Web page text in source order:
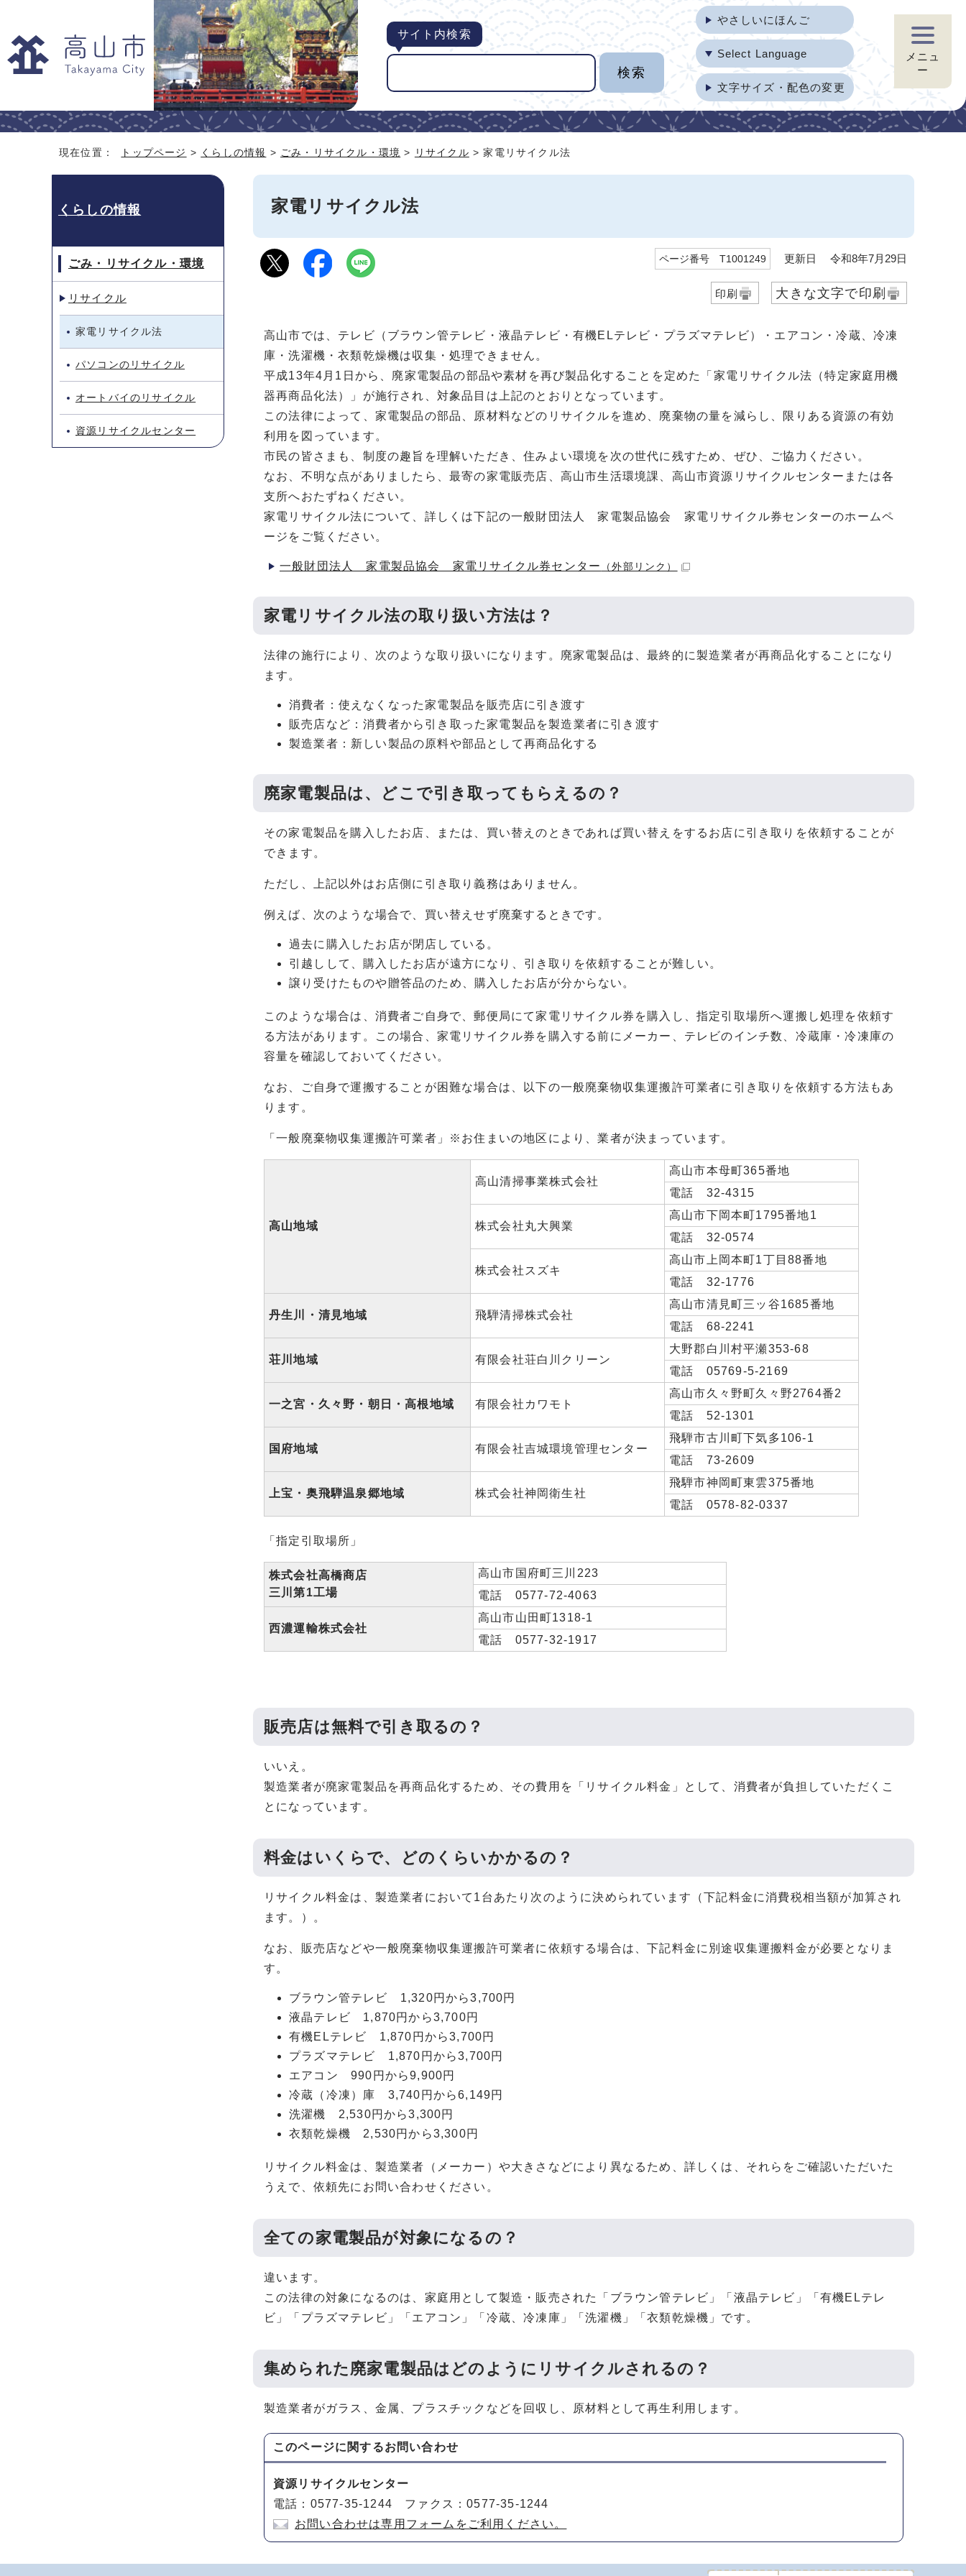
サイト内検索
やさしいにほんご
Select Language
文字サイズ・配色の変更
メニュ
ー
現在位置： トップページ > くらしの情報 > ごみ・リサイクル・環境 > リサイクル > 家電リサイクル法
家電リサイクル法
ページ番号 T1001249 更新日 令和8年7月29日
印刷 大きな文字で印刷
高山市では、テレビ（ブラウン管テレビ・液晶テレビ・有機ELテレビ・プラズマテレビ）・エアコン・冷蔵、冷凍
庫・洗濯機・衣類乾燥機は収集・処理できません。
平成13年4月1日から、廃家電製品の部品や素材を再び製品化することを定めた「家電リサイクル法（特定家庭用機
器再商品化法）」が施行され、対象品目は上記のとおりとなっています。
この法律によって、家電製品の部品、原材料などのリサイクルを進め、廃棄物の量を減らし、限りある資源の有効
利用を図っています。
市民の皆さまも、制度の趣旨を理解いただき、住みよい環境を次の世代に残すため、ぜひ、ご協力ください。
なお、不明な点がありましたら、最寄の家電販売店、高山市生活環境課、高山市資源リサイクルセンターまたは各
支所へおたずねください。
家電リサイクル法について、詳しくは下記の一般財団法人 家電製品協会 家電リサイクル券センターのホームペ
ージをご覧ください。
一般財団法人 家電製品協会 家電リサイクル券センター （外部リンク）
家電リサイクル法の取り扱い方法は？
法律の施行により、次のような取り扱いになります。廃家電製品は、最終的に製造業者が再商品化することになり
ます。
消費者：使えなくなった家電製品を販売店に引き渡す
販売店など：消費者から引き取った家電製品を製造業者に引き渡す
製造業者：新しい製品の原料や部品として再商品化する
廃家電製品は、どこで引き取ってもらえるの？
その家電製品を購入したお店、または、買い替えのときであれば買い替えをするお店に引き取りを依頼することが
できます。
ただし、上記以外はお店側に引き取り義務はありません。
例えば、次のような場合で、買い替えせず廃棄するときです。
過去に購入したお店が閉店している。
引越しして、購入したお店が遠方になり、引き取りを依頼することが難しい。
譲り受けたものや贈答品のため、購入したお店が分からない。
このような場合は、消費者ご自身で、郵便局にて家電リサイクル券を購入し、指定引取場所へ運搬し処理を依頼す
る方法があります。この場合、家電リサイクル券を購入する前にメーカー、テレビのインチ数、冷蔵庫・冷凍庫の
容量を確認しておいてください。
なお、ご自身で運搬することが困難な場合は、以下の一般廃棄物収集運搬許可業者に引き取りを依頼する方法もあ
ります。
「一般廃棄物収集運搬許可業者」※お住まいの地区により、業者が決まっています。
高山地域
高山清掃事業株式会社
高山市本母町365番地
電話 32-4315
株式会社丸大興業
高山市下岡本町1795番地1
電話 32-0574
株式会社スズキ
高山市上岡本町1丁目88番地
電話 32-1776
丹生川・清見地域 飛騨清掃株式会社
高山市清見町三ッ谷1685番地
電話 68-2241
荘川地域 有限会社荘白川クリーン
大野郡白川村平瀬353-68
電話 05769-5-2169
一之宮・久々野・朝日・高根地域 有限会社カワモト
高山市久々野町久々野2764番2
電話 52-1301
国府地域 有限会社吉城環境管理センター
飛騨市古川町下気多106-1
電話 73-2609
上宝・奥飛騨温泉郷地域 株式会社神岡衛生社
飛騨市神岡町東雲375番地
電話 0578-82-0337
「指定引取場所」
株式会社高橋商店
三川第1工場
高山市国府町三川223
電話 0577-72-4063
西濃運輸株式会社
高山市山田町1318-1
電話 0577-32-1917
販売店は無料で引き取るの？
いいえ。
製造業者が廃家電製品を再商品化するため、その費用を「リサイクル料金」として、消費者が負担していただくこ
とになっています。
料金はいくらで、どのくらいかかるの？
リサイクル料金は、製造業者において1台あたり次のように決められています（下記料金に消費税相当額が加算され
ます。）。
なお、販売店などや一般廃棄物収集運搬許可業者に依頼する場合は、下記料金に別途収集運搬料金が必要となりま
す。
ブラウン管テレビ 1,320円から3,700円
液晶テレビ 1,870円から3,700円
有機ELテレビ 1,870円から3,700円
プラズマテレビ 1,870円から3,700円
エアコン 990円から9,900円
冷蔵（冷凍）庫 3,740円から6,149円
洗濯機 2,530円から3,300円
衣類乾燥機 2,530円から3,300円
リサイクル料金は、製造業者（メーカー）や大きさなどにより異なるため、詳しくは、それらをご確認いただいた
うえで、依頼先にお問い合わせください。
全ての家電製品が対象になるの？
違います。
この法律の対象になるのは、家庭用として製造・販売された「ブラウン管テレビ」「液晶テレビ」「有機ELテレ
ビ」「プラズマテレビ」「エアコン」「冷蔵、冷凍庫」「洗濯機」「衣類乾燥機」です。
集められた廃家電製品はどのようにリサイクルされるの？
製造業者がガラス、金属、プラスチックなどを回収し、原材料として再生利用します。
このページに関するお問い合わせ
資源リサイクルセンター
電話：0577-35-1244 ファクス：0577-35-1244
お問い合わせは専用フォームをご利用ください。
くらしの情報
ごみ・リサイクル・環境
リサイクル
家電リサイクル法
パソコンのリサイクル
オートバイのリサイクル
資源リサイクルセンター